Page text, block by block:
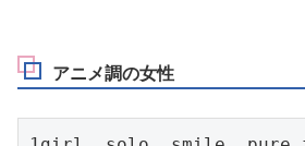
アニメ調の女性